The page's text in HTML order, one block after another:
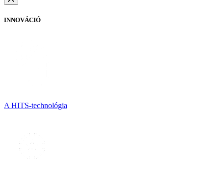
INNOVÁCIÓ
A HITS-technológia